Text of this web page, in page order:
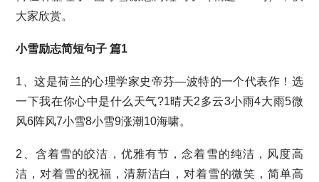
大家欣赏。
小雪励志简短句子 篇1
1、这是荷兰的心理学家史帝芬―波特的一个代表作！选
一下我在你心中是什么天气?1晴天2多云3小雨4大雨5微
风6阵风7小雪8小雪9涨潮10海啸。
2、含着雪的皎洁，优雅有节，念着雪的纯洁，风度高
洁，对着雪的祝福，清新洁白，对着雪的微笑，简单高